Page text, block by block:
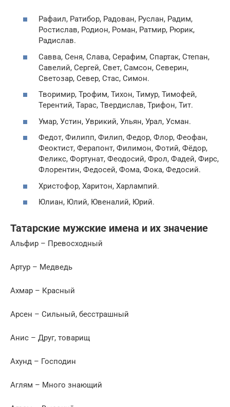
Рафаил, Ратибор, Радован, Руслан, Радим,
Ростислав, Родион, Роман, Ратмир, Рюрик,
Радислав.
Савва, Сеня, Слава, Серафим, Спартак, Степан,
Савелий, Сергей, Свет, Самсон, Северин,
Светозар, Север, Стас, Симон.
Творимир, Трофим, Тихон, Тимур, Тимофей,
Терентий, Тарас, Твердислав, Трифон, Тит.
Умар, Устин, Уврикий, Ульян, Урал, Усман.
Федот, Филипп, Филип, Федор, Флор, Феофан,
Феоктист, Ферапонт, Филимон, Фотий, Фёдор,
Феликс, Фортунат, Феодосий, Фрол, Фадей, Фирс,
Флорентин, Федосей, Фома, Фока, Федосий.
Христофор, Харитон, Харлампий.
Юлиан, Юлий, Ювеналий, Юрий.
Татарские мужские имена и их значение
Альфир – Превосходный
Артур – Медведь
Ахмар – Красный
Арсен – Сильный, бесстрашный
Анис – Друг, товарищ
Ахунд – Господин
Аглям – Много знающий